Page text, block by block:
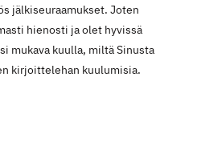
jälkiseuraamukset. Joten
hienosti ja olet hyvissä
mukava kuulla, miltä Sinusta
kirjoittelehan kuulumisia.